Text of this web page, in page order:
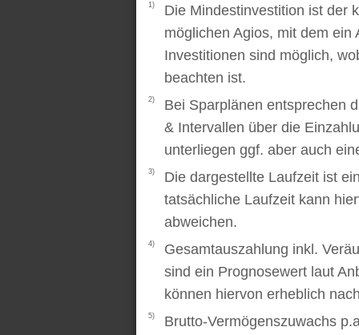
1)
Die Mindestinvestition ist der
möglichen Agios, mit dem
Investitionen sind möglich,
beachten ist.
2)
Bei Sparplänen entsprechen
& Intervallen über die
unterliegen ggf. aber auch
3)
Die dargestellte Laufzeit ist
tatsächliche Laufzeit kann
abweichen.
4)
Gesamtauszahlung inkl.
sind ein Prognosewert laut
können hiervon erheblich
5)
Brutto-Vermögenszuwachs